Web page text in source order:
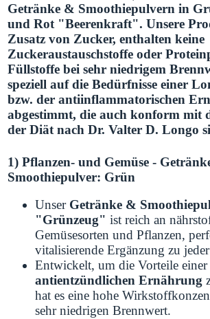
Getränke & Smoothiepulvern in
und Rot "Beerenkraft". Unsere
Zusatz von Zucker, enthalten keine
Zuckeraustauschstoffe oder
Füllstoffe bei sehr niedrigem
speziell auf die Bedürfnisse einer
bzw. der antiinflammatorischen
abgestimmt, die auch konform mit
der Diät nach Dr. Valter D. Longo
1) Pflanzen- und Gemüse -
Smoothiepulver: Grün
Unser Getränke &
"Grünzeug" ist reich an
Gemüsesorten und Pflanzen,
vitalisierende Ergänzung zu
Entwickelt, um die Vorteile einer
antientzündlichen Ernährung
hat es eine hohe
sehr niedrigen Brennwert.